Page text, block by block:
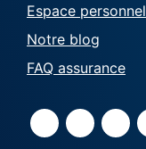
Espace personnel
Notre blog
FAQ assurance